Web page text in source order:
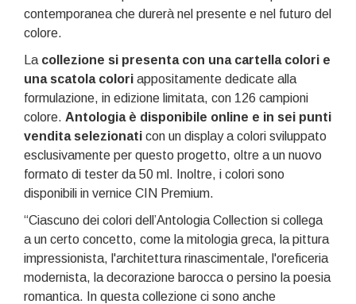
contemporanea che durerà nel presente e nel futuro del
colore.
La collezione si presenta con una cartella colori e
una scatola colori appositamente dedicate alla
formulazione, in edizione limitata, con 126 campioni
colore. Antologia è disponibile online e in sei punti
vendita selezionati con un display a colori sviluppato
esclusivamente per questo progetto, oltre a un nuovo
formato di tester da 50 ml. Inoltre, i colori sono
disponibili in vernice CIN Premium.
“Ciascuno dei colori dell’Antologia Collection si collega
a un certo concetto, come la mitologia greca, la pittura
impressionista, l'architettura rinascimentale, l'oreficeria
modernista, la decorazione barocca o persino la poesia
romantica. In questa collezione ci sono anche